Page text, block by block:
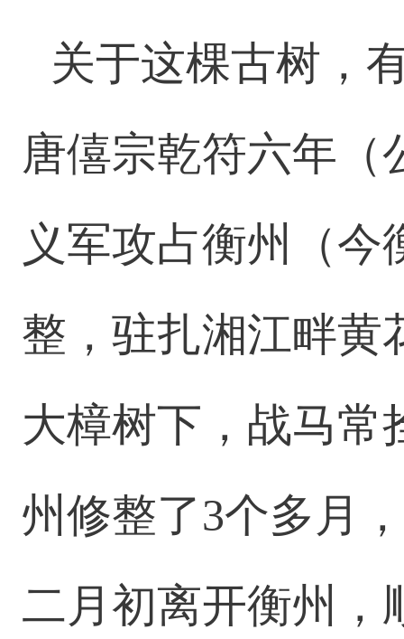
关于这棵古树，
唐僖宗乾符六年（
义军攻占衡州（
整，驻扎湘江畔黄
大樟树下，战马常
州修整了3个多月
二月初离开衡州，